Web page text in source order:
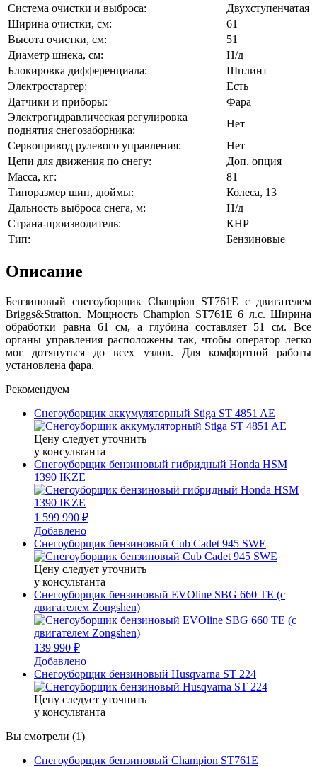
Система очистки и выброса:
Двухступенчатая
Ширина очистки, см:
61
Высота очистки, см:
51
Диаметр шнека, см:
Н/д
Блокировка дифференциала:
Шплинт
Электростартер:
Есть
Датчики и приборы:
Фара
Электрогидравлическая регулировка
поднятия снегозаборника:
Нет
Сервопривод рулевого управления:
Нет
Цепи для движения по снегу:
Доп. опция
Масса, кг:
81
Типоразмер шин, дюймы:
Колеса, 13
Дальность выброса снега, м:
Н/д
Страна-производитель:
КНР
Тип:
Бензиновые
Описание
Бензиновый снегоуборщик Champion ST761E с двигателем
Briggs&Stratton. Мощность Champion ST761E 6 л.с. Ширина
обработки равна 61 см, а глубина составляет 51 см. Все
органы управления расположены так, чтобы оператор легко
мог дотянуться до всех узлов. Для комфортной работы
установлена фара.
Рекомендуем
Снегоуборщик аккумуляторный Stiga ST 4851 AE
Цену следует уточнить
у консультанта
Снегоуборщик бензиновый гибридный Honda HSM
1390 IKZE
1 599 990 ₽
Добавлено
Снегоуборщик бензиновый Cub Cadet 945 SWE
Цену следует уточнить
у консультанта
Снегоуборщик бензиновый EVOline SBG 660 TE (с
двигателем Zongshen)
139 990 ₽
Добавлено
Снегоуборщик бензиновый Husqvarna ST 224
Цену следует уточнить
у консультанта
Вы смотрели (1)
Снегоуборщик бензиновый Champion ST761E